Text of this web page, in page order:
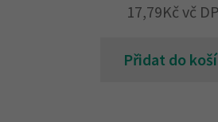
17,79Kč vč
Přidat do